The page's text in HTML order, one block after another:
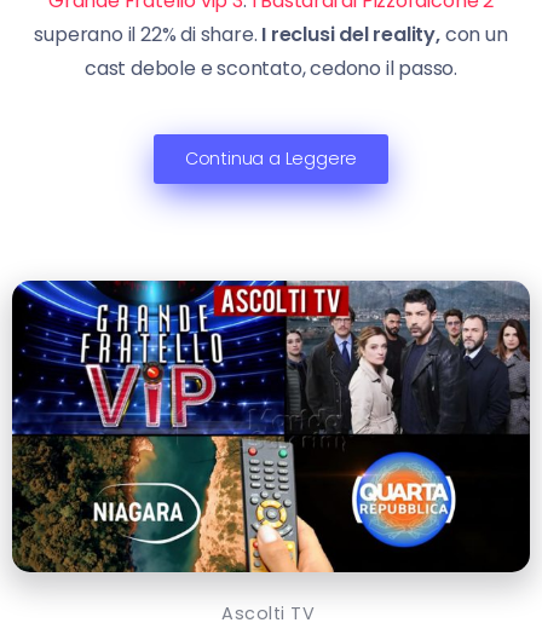
superano il 22% di share. I reclusi del reality,con un
cast debole e scontato, cedono il passo.
Continua a Leggere
Ascolti TV